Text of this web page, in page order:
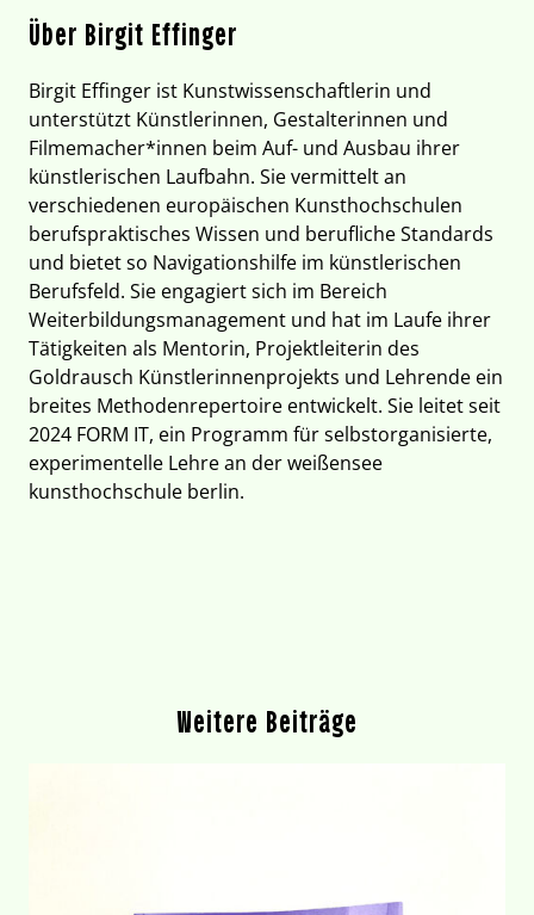
Über Birgit Effinger
Birgit Effinger ist Kunstwissenschaftlerin und
unterstützt Künstlerinnen, Gestalterinnen und
Filmemacher*innen beim Auf- und Ausbau ihrer
künstlerischen Laufbahn. Sie vermittelt an
verschiedenen europäischen Kunsthochschulen
berufspraktisches Wissen und berufliche Standards
und bietet so Navigationshilfe im künstlerischen
Berufsfeld. Sie engagiert sich im Bereich
Weiterbildungsmanagement und hat im Laufe ihrer
Tätigkeiten als Mentorin, Projektleiterin des
Goldrausch Künstlerinnenprojekts und Lehrende ein
breites Methodenrepertoire entwickelt. Sie leitet seit
2024 FORM IT, ein Programm für selbstorganisierte,
experimentelle Lehre an der weißensee
kunsthochschule berlin.
Weitere Beiträge